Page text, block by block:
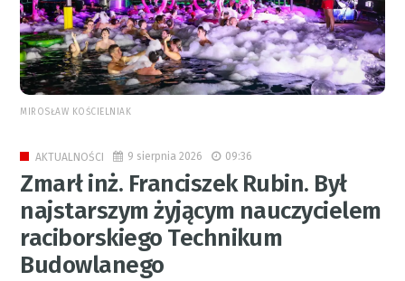
MIROSŁAW KOŚCIELNIAK
AKTUALNOŚCI 9 sierpnia 2026 09:36
Zmarł inż. Franciszek Rubin. Był
najstarszym żyjącym nauczycielem
raciborskiego Technikum
Budowlanego